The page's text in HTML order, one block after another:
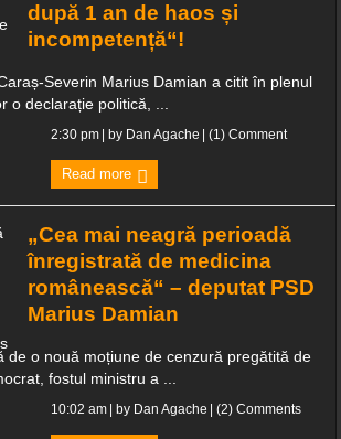
artist român, Dan Puric, în spectacol la
alcool și țigări confiscate
clericii când promit, chiar fac!
de compresie pentru alergare
după 1 an de haos și
incompetență“!
Severin Marius Damian a citit în plenul
o declarație politică, ...
2:30 pm | by Dan Agache (1) Comment
Read more
„Cea mai neagră perioadă
înregistrată de medicina
românească“ – deputat PSD
Marius Damian
de o nouă moțiune de cenzură pregătită de
fostul ministru a ...
10:02 am | by Dan Agache (2) Comments